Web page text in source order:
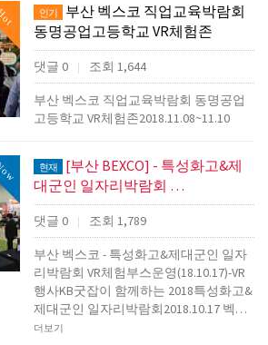
인기
부산 벡스코 직업교육박람회
동명공업고등학교 VR체험존
댓글 0 | 조회 1,644
부산 벡스코 직업교육박람회 동명공업
고등학교 VR체험존2018.11.08~11.10
현재
[부산 BEXCO] - 특성화고&제
대군인 일자리박람회 …
댓글 0 | 조회 1,789
부산 벡스코 - 특성화고&제대군인 일자
리박람회 VR체험부스운영(18.10.17)-VR
행사KB굿잡이 함께하는 2018특성화고&
제대군인 일자리박람회2018.10.17 벡…
더보기